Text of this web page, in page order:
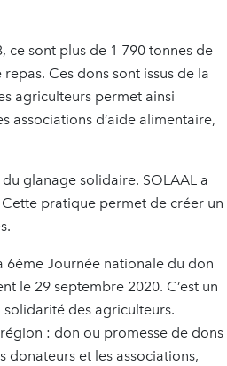
ce sont plus de 1 790 tonnes de
Ces dons sont issus de la
agriculteurs permet ainsi
associations d’aide alimentaire,
glanage solidaire. SOLAAL a
pratique permet de créer un
6ème Journée nationale du don
le 29 septembre 2020. C’est un
des agriculteurs.
: don ou promesse de dons
donateurs et les associations,